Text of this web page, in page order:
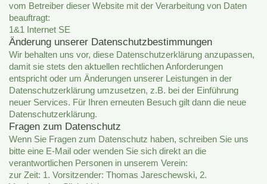
vom Betreiber dieser Website mit der Verarbeitung von Daten
beauftragt:
1&1 Internet SE
Änderung unserer Datenschutzbestimmungen
Wir behalten uns vor, diese Datenschutzerklärung anzupassen,
damit sie stets den aktuellen rechtlichen Anforderungen
entspricht oder um Änderungen unserer Leistungen in der
Datenschutzerklärung umzusetzen, z.B. bei der Einführung
neuer Services. Für Ihren erneuten Besuch gilt dann die neue
Datenschutzerklärung.
Fragen zum Datenschutz
Wenn Sie Fragen zum Datenschutz haben, schreiben Sie uns
bitte eine E-Mail oder wenden Sie sich direkt an die
verantwortlichen Personen in unserem Verein:
zur Zeit: 1. Vorsitzender: Thomas Jareschewski, 2.